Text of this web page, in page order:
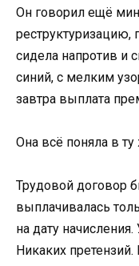
Он говорил ещё
сидела напротив и
синий, с мелким
завтра выплата
Она всё поняла в
Трудовой договор
выплачивалась
на дату
Никаких претензий.